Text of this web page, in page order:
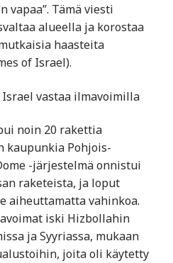
vapaa”. Tämä viesti
alueella ja korostaa
haasteita
of Israel).
vastaa ilmavoimilla
noin 20 rakettia
kaupunkia Pohjois-
-järjestelmä onnistui
raketeista, ja loput
aiheuttamatta vahinkoa.
iski Hizbollahin
ja Syyriassa, mukaan
joita oli käytetty